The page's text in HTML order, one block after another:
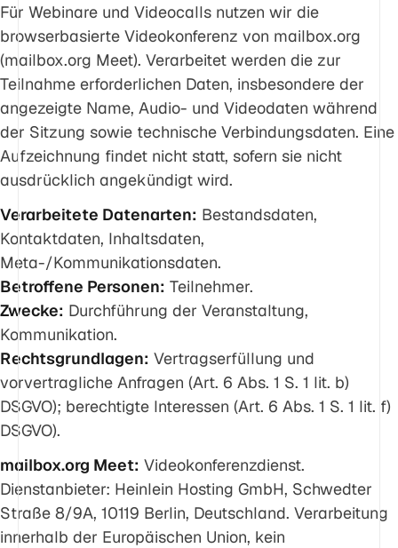
Für Webinare und Videocalls nutzen wir die
browserbasierte Videokonferenz von mailbox.org
(mailbox.org Meet). Verarbeitet werden die zur
Teilnahme erforderlichen Daten, insbesondere der
angezeigte Name, Audio- und Videodaten während
der Sitzung sowie technische Verbindungsdaten. Eine
Aufzeichnung findet nicht statt, sofern sie nicht
ausdrücklich angekündigt wird.
Verarbeitete Datenarten: Bestandsdaten,
Kontaktdaten, Inhaltsdaten,
Meta-/Kommunikationsdaten.
Betroffene Personen: Teilnehmer.
Zwecke: Durchführung der Veranstaltung,
Kommunikation.
Rechtsgrundlagen: Vertragserfüllung und
vorvertragliche Anfragen (Art. 6 Abs. 1 S. 1 lit. b)
DSGVO); berechtigte Interessen (Art. 6 Abs. 1 S. 1 lit. f)
DSGVO).
mailbox.org Meet: Videokonferenzdienst.
Dienstanbieter: Heinlein Hosting GmbH, Schwedter
Straße 8/9A, 10119 Berlin, Deutschland. Verarbeitung
innerhalb der Europäischen Union, kein